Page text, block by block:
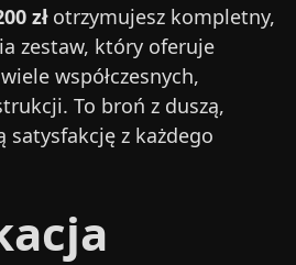
złotrzymujesz kompletny,
zestaw, który oferuje
współczesnych,
To broń z duszą,
z każdego